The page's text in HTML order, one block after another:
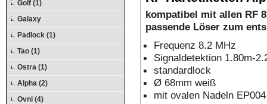
Golf (1)
Galaxy
Padlock (1)
Tao (1)
Ostra (1)
Alpha (2)
Ovni (4)
kompatibel mit allen RF
passende Löser zum
Frequenz 8.2 MHz
Signaldetektion 1.80m-
standardlock
Ø 68mm weiß
mit ovalen Nadeln EP004